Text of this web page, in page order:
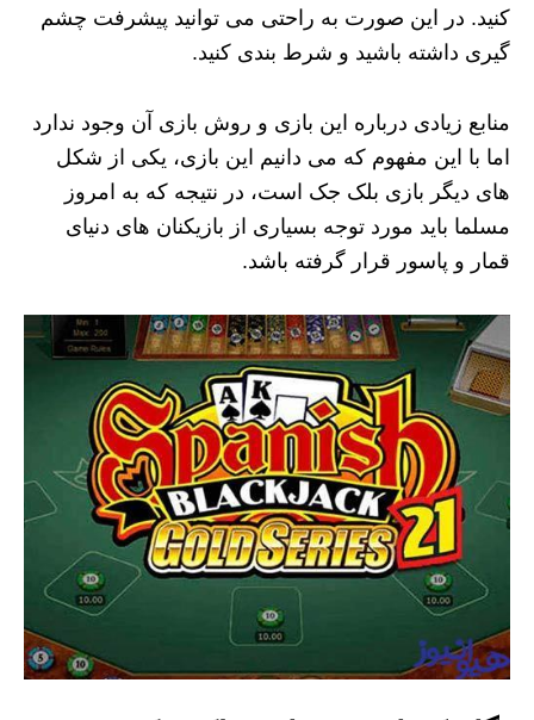
کنید. در این صورت به راحتی می توانید پیشرفت چشم
گیری داشته باشید و شرط بندی کنید.
منابع زیادی درباره این بازی و روش بازی آن وجود ندارد
اما با این مفهوم که می دانیم این بازی، یکی از شکل
های دیگر بازی بلک جک است، در نتیجه که به امروز
مسلما باید مورد توجه بسیاری از بازیکنان های دنیای
قمار و پاسور قرار گرفته باشد.